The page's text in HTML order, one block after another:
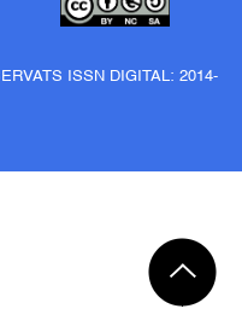
ISSN DIGITAL: 2014-